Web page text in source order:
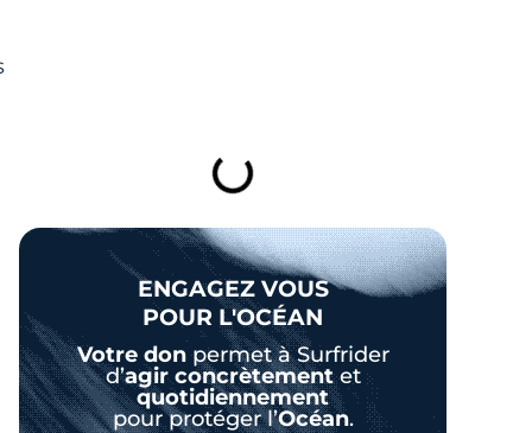
ENGAGEZ VOUS
POUR L'OCÉAN
Votre donpermet à Surfrider
d’agir concrètementet
quotidiennement
pour protéger l’Océan.